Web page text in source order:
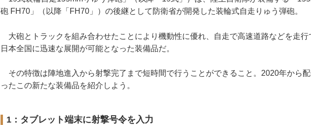
砲 FH70」（以降「FH70」）の後継として防衛省が開発した装輪式自走りゅう弾砲。
大砲とトラックを組み合わせたことにより機動性に優れ、自走で高速道路などを走行
日本全国に迅速な展開が可能となった装備品だ。
その特徴は陣地進入から射撃完了まで短時間で行うことができること。2020年から配
ったこの新たな装備品を紹介しよう。
1：タブレット端末に射撃号令を入力